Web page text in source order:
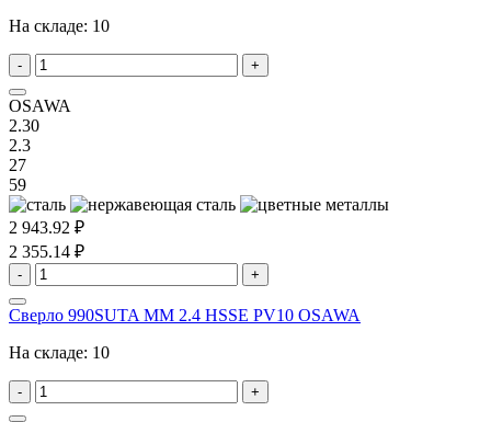
На складе: 10
- +
OSAWA
2.30
2.3
27
59
2 943.92 ₽
2 355.14 ₽
- +
Сверло 990SUTA MM 2.4 HSSE PV10 OSAWA
На складе: 10
- +